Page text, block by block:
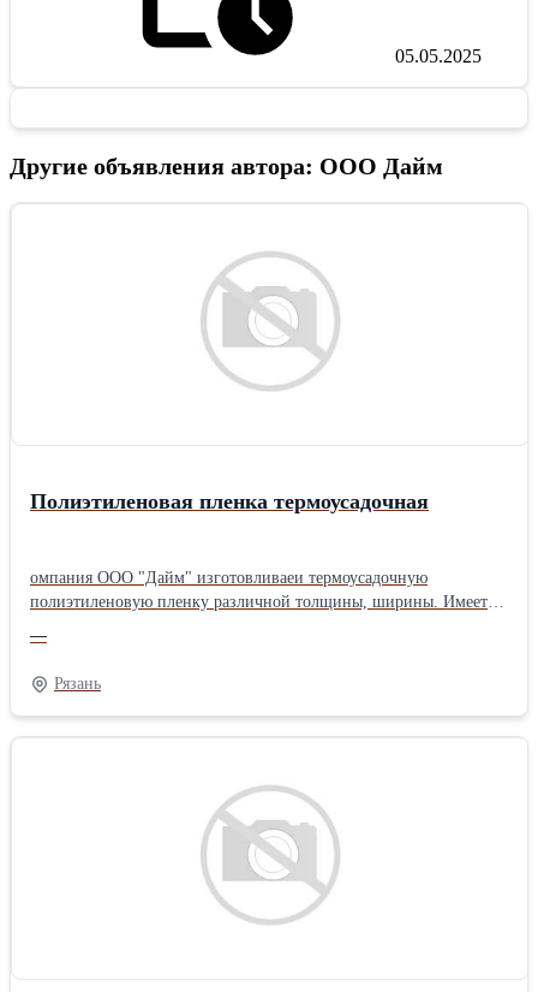
05.05.2025
Другие объявления автора: ООО Дайм
Полиэтиленовая пленка термоусадочная
омпания ООО "Дайм" изготовливаеи термоусадочную
полиэтиленовую пленку различной толщины, ширины. Имеeтся
офисный комплекс нашей компании сосредоточены в одном
здании, что дает возможность все работы производить в сжатые
сроки. Наша?команда?работает?с?2000?года. ПАКЕТЫ,
производимые ?ООО?"Дайм": - майка - прорубной - фасовка -
водой - пакеты для медицинских отходов
—
Рязань